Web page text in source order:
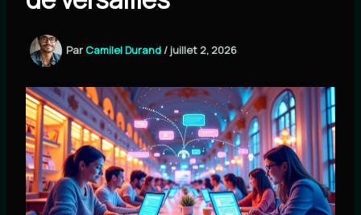
Par Camilel Durand / juillet 2, 2026